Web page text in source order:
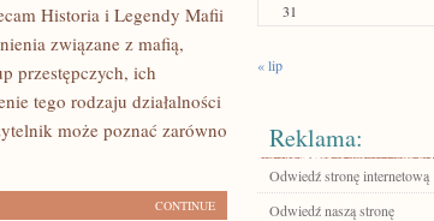
Historia i Legendy Mafii
związane z mafią,
przestępczych, ich
tego rodzaju działalności
może poznać zarówno
CONTINUE
31
« lip
Reklama:
Odwiedź stronę internetową
Odwiedź naszą stronę